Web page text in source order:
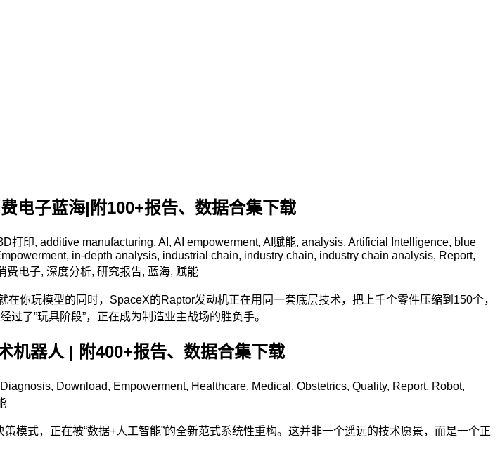
电子蓝海|附100+报告、数据合集下载
打印, additive manufacturing, AI , AI empowerment, AI赋能, analysis, Artificial Intelligence, blue
, in-depth analysis, industrial chain, industry chain, industry chain analysis, Report,
费电子, 深度分析, 研究报告, 蓝海, 赋能
你玩模型的同时，SpaceX的Raptor发动机正在用同一套底层技术，把上千个零件压缩到150个，
了”玩具阶段”，正在成为制造业主战场的胜负手。
机器人 | 附400+报告、数据合集下载
Diagnosis, Download, Empowerment, Healthcare, Medical , Obstetrics, Quality, Report, Robot,
模式，正在被“数据+人工智能”的全新范式系统性重构。这并非一个遥远的技术愿景，而是一个正